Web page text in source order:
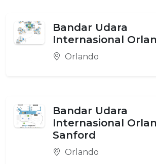
Bandar Udara
Internasional
Orlando
Bandar Udara
Internasional
Sanford
Orlando